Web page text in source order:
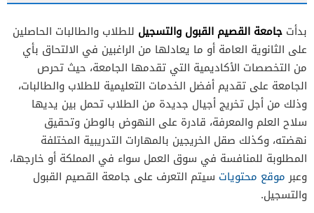
بدأت جامعة القصيم القبول والتسجيل للطلاب والطالبات الحاصلين
على الثانوية العامة أو ما يعادلها من الراغبين في الالتحاق بأي
من التخصصات الأكاديمية التي تقدمها الجامعة، حيث تحرص
الجامعة على تقديم أفضل الخدمات التعليمية للطلاب والطالبات،
وذلك من أجل تخريج أجيال جديدة من الطلاب تحمل بين يديها
سلاح العلم والمعرفة، قادرة على النهوض بالوطن وتحقيق
نهضته، وكذلك صقل الخريجين بالمهارات التدريبية المختلفة
المطلوبة للمنافسة في سوق العمل سواء في المملكة أو خارجها،
وعبرموقع محتويات سيتم التعرف على جامعة القصيم القبول
والتسجيل.